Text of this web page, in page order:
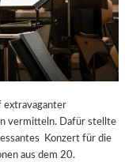
extravaganter
vermitteln. Dafür stellte
Konzert für die
aus dem 20.